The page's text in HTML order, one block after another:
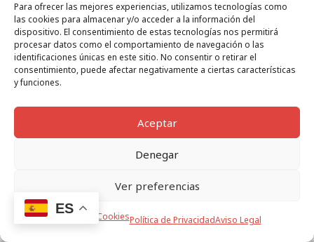
Para ofrecer las mejores experiencias, utilizamos tecnologías como
las cookies para almacenar y/o acceder a la información del
dispositivo. El consentimiento de estas tecnologías nos permitirá
procesar datos como el comportamiento de navegación o las
identificaciones únicas en este sitio. No consentir o retirar el
consentimiento, puede afectar negativamente a ciertas características
y funciones.
Aceptar
Denegar
Ver preferencias
Política de CookiesPolítica de PrivacidadAviso Legal
ES